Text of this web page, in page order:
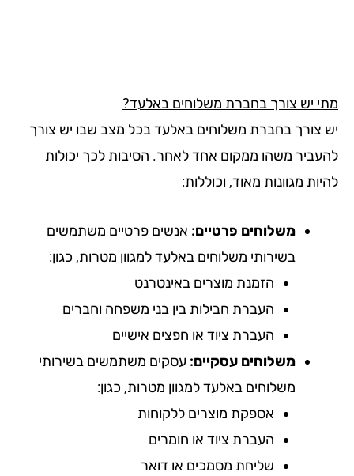
יש צורך בחברת משלוחים באלעד?
צורך בחברת משלוחים באלעד בכל מצב שבו יש צורך
משהו ממקום אחד לאחר. הסיבות לכך יכולות
מגוונות מאוד, וכוללות:
משלוחים פרטיים:אנשים פרטיים משתמשים
בשירותי משלוחים באלעד למגוון מטרות, כגון:
הזמנת מוצרים באינטרנט
העברת חבילות בין בני משפחה וחברים
העברת ציוד או חפצים אישיים
משלוחים עסקיים:עסקים משתמשים בשירותי
משלוחים באלעד למגוון מטרות, כגון:
אספקת מוצרים ללקוחות
העברת ציוד או חומרים
שליחת מסמכים או דואר